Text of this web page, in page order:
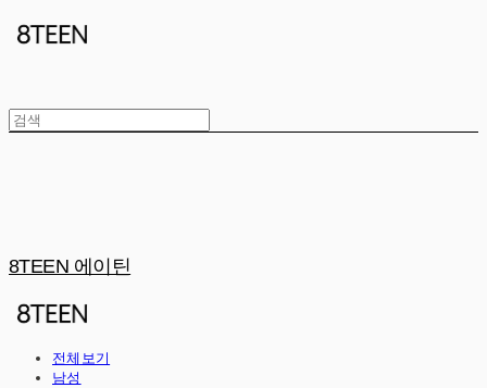
8TEEN 에이틴
전체보기
남성